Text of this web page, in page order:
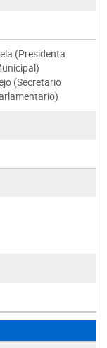
(Presidenta
(Secretario